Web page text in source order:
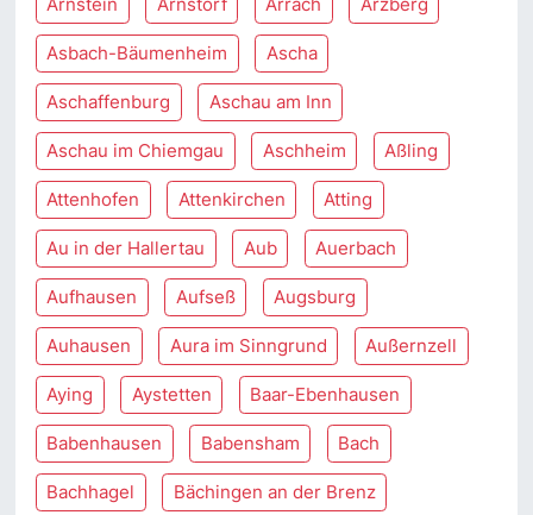
Arnstein Arnstorf Arrach Arzberg
Asbach-Bäumenheim Ascha
Aschaffenburg Aschau am Inn
Aschau im Chiemgau Aschheim Aßling
Attenhofen Attenkirchen Atting
Au in der Hallertau Aub Auerbach
Aufhausen Aufseß Augsburg
Auhausen Aura im Sinngrund Außernzell
Aying Aystetten Baar-Ebenhausen
Babenhausen Babensham Bach
Bachhagel Bächingen an der Brenz